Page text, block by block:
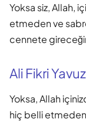
Yoksa siz, Allah,
etmeden ve
cennete
Ali Fikri Yavuz
Yoksa, Allah
hiç belli etmeden